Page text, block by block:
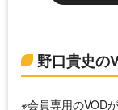
野口貴史の
※会員専用のVOD